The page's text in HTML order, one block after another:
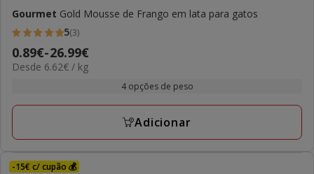
Gourmet Gold Mousse de Frango em lata para gatos
5
estrelas
com
avaliações
5(3)
Preço
de
a
0.89€-26.99€
6.62€
Desde 6.62€ / kg
4 opções de peso
Adicionar
-15€ c/ cupão 💰